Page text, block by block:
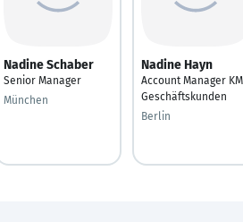
Nadine Schaber
Senior Manager
München
Nadine Hayn
Account Manager
Geschäftskunden
Berlin